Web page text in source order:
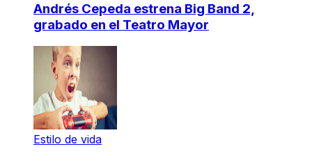
Andrés Cepeda estrena Big Band 2,
grabado en el Teatro Mayor
Estilo de vida